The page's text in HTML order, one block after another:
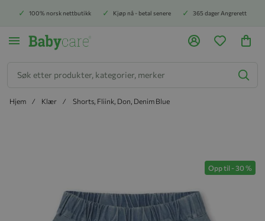
100% norsk nettbutikk Kjøp nå - betal senere 365 dager Angrerett
Hjem Klær Shorts, Fliink, Don, Denim Blue
Opp til -30 %